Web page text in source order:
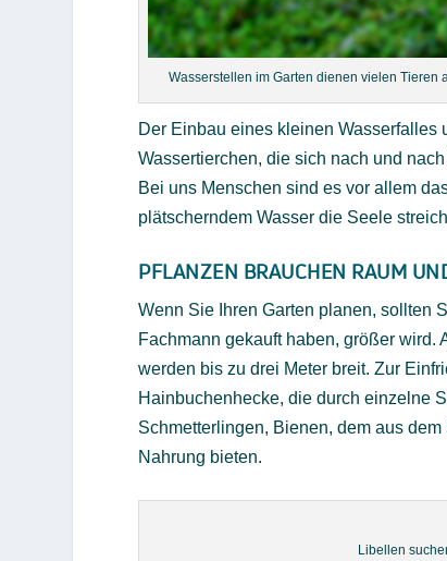
Wasserstellen im Garten dienen vielen Tieren
Der Einbau eines kleinen Wasserfalles
Wassertierchen, die sich nach und
Bei uns Menschen sind es vor allem
plätscherndem Wasser die Seele
PFLANZEN BRAUCHEN RAUM
Wenn Sie Ihren Garten planen, sollten
Fachmann gekauft haben, größer
werden bis zu drei Meter breit. Zur
Hainbuchenhecke, die durch einzelne
Schmetterlingen, Bienen, dem aus
Nahrung bieten.
Libellen